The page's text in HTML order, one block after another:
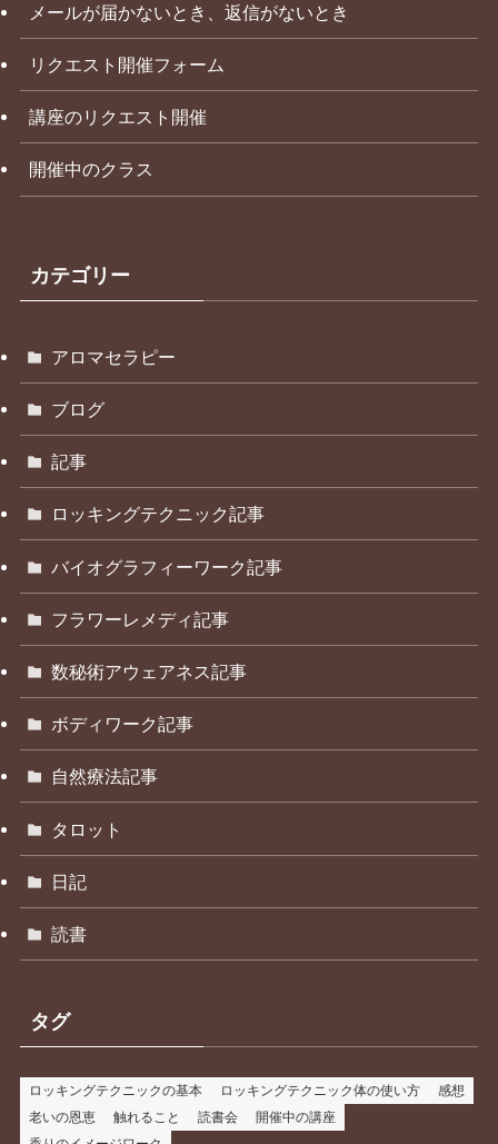
メールが届かないとき、返信がないとき
リクエスト開催フォーム
講座のリクエスト開催
開催中のクラス
カテゴリー
アロマセラピー
ブログ
記事
ロッキングテクニック記事
バイオグラフィーワーク記事
フラワーレメディ記事
数秘術アウェアネス記事
ボディワーク記事
自然療法記事
タロット
日記
読書
タグ
ロッキングテクニックの基本 ロッキングテクニック体の使い方
感想
老いの恩恵
触れること 読書会
開催中の講座